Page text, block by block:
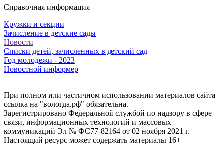
Справочная информация
Кружки и секции
Зачисление в детские сады
Новости
Списки детей, зачисленных в детский сад
Год молодежи - 2023
Новостной информер
При полном или частичном использовании материалов сайта
ссылка на "вологда.рф" обязательна.
Зарегистрировано Федеральной службой по надзору в сфере
связи, информационных технологий и массовых
коммуникаций Эл № ФС77-82164 от 02 ноября 2021 г.
Настоящий ресурс может содержать материалы 16+